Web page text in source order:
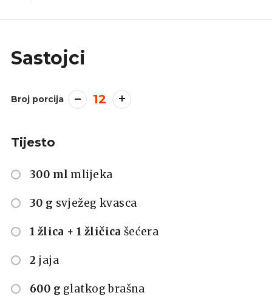
Sastojci
Broj porcija 12
Tijesto
300 ml mlijeka
30 g svježeg kvasca
1 žlica + 1 žličica šećera
2 jaja
600 g glatkog brašna